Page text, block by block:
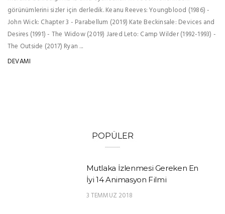
görünümlerini sizler için derledik. Keanu Reeves: Youngblood (1986) -
John Wick: Chapter 3 - Parabellum (2019) Kate Beckinsale: Devices and
Desires (1991) - The Widow (2019) Jared Leto: Camp Wilder (1992-1993) -
The Outside (2017) Ryan ...
DEVAMI
POPÜLER
Mutlaka İzlenmesi Gereken En
İyi 14 Animasyon Filmi
3 TEMMUZ 2018